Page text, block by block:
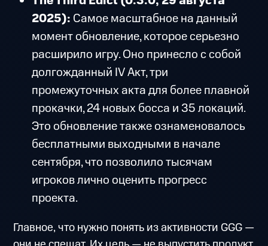
2025): Самое масштабное на данный
момент обновление, которое серьезно
расширило игру. Оно принесло с собой
долгожданный IV Акт, три
промежуточных акта для более плавной
прокачки, 24 новых босса и 35 локаций.
Это обновление также ознаменовалось
бесплатными выходными в начале
сентября, что позволило тысячам
игроков лично оценить прогресс
проекта.
Главное, что нужно понять из активности GGG —